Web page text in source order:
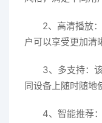
2、高清播放
户可以享受更加清
3、多支持：
同设备上随时随地
4、智能推荐